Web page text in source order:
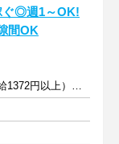
ぐ◎週1～OK!
間OK
時給1097円以上（深夜帯時給1372円以上） ＋交通費支給